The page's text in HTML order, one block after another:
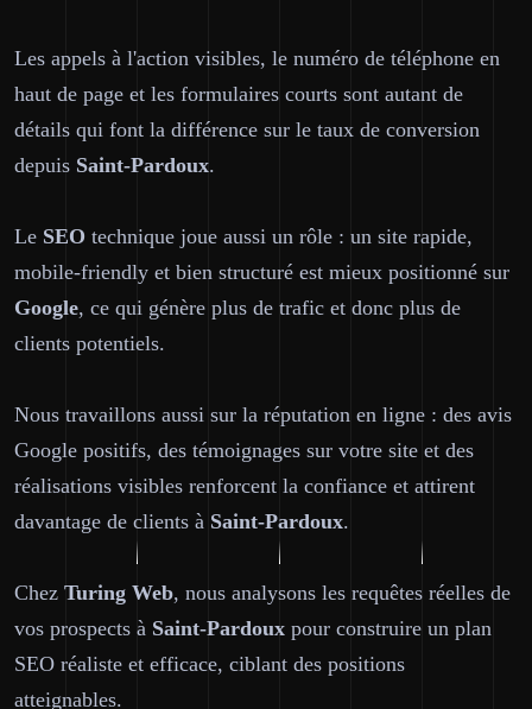
Les appels à l'action visibles, le numéro de téléphone en
haut de page et les formulaires courts sont autant de
détails qui font la différence sur le taux de conversion
depuis Saint-Pardoux.
Le SEO technique joue aussi un rôle : un site rapide,
mobile-friendly et bien structuré est mieux positionné sur
Google, ce qui génère plus de trafic et donc plus de
clients potentiels.
Nous travaillons aussi sur la réputation en ligne : des avis
Google positifs, des témoignages sur votre site et des
réalisations visibles renforcent la confiance et attirent
davantage de clients à Saint-Pardoux.
Chez Turing Web, nous analysons les requêtes réelles de
vos prospects à Saint-Pardoux pour construire un plan
SEO réaliste et efficace, ciblant des positions
atteignables.